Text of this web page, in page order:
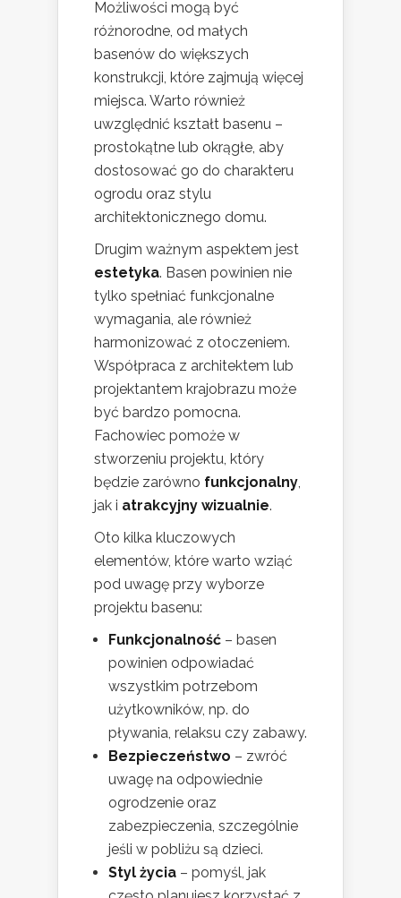
Możliwości mogą być
różnorodne, od małych
basenów do większych
konstrukcji, które zajmują więcej
miejsca. Warto również
uwzględnić kształt basenu –
prostokątne lub okrągłe, aby
dostosować go do charakteru
ogrodu oraz stylu
architektonicznego domu.
Drugim ważnym aspektem jest
estetyka. Basen powinien nie
tylko spełniać funkcjonalne
wymagania, ale również
harmonizować z otoczeniem.
Współpraca z architektem lub
projektantem krajobrazu może
być bardzo pomocna.
Fachowiec pomoże w
stworzeniu projektu, który
będzie zarówno funkcjonalny,
jak i atrakcyjny wizualnie.
Oto kilka kluczowych
elementów, które warto wziąć
pod uwagę przy wyborze
projektu basenu:
Funkcjonalność – basen
powinien odpowiadać
wszystkim potrzebom
użytkowników, np. do
pływania, relaksu czy zabawy.
Bezpieczeństwo – zwróć
uwagę na odpowiednie
ogrodzenie oraz
zabezpieczenia, szczególnie
jeśli w pobliżu są dzieci.
Styl życia – pomyśl, jak